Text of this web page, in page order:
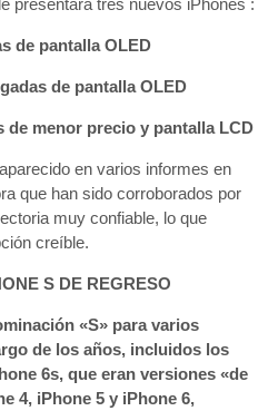
de pantalla OLED
de pantalla OLED
de menor precio y pantalla LCD
en varios informes en
que han sido corroborados por
muy confiable, lo que
creíble.
S DE REGRESO
«S» para varios
de los años, incluidos los
6s, que eran versiones «de
4, iPhone 5 y iPhone 6,